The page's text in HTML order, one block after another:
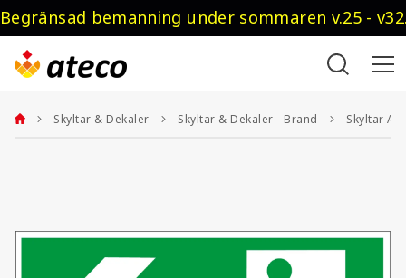
Begränsad bemanning under sommaren v.25 -
Skyltar & Dekaler Skyltar & Dekaler - Brand Skyltar